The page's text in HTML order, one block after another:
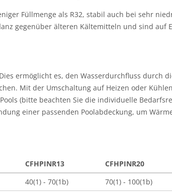
Füllmenge als R32, stabil auch bei sehr
gegenüber älteren Kältemitteln und sind auf
ermöglicht es, den Wasserdurchfluss durch
Mit der Umschaltung auf Heizen oder
(bitte beachten Sie die individuelle
einer passenden Poolabdeckung, um
CFHPINR13 CFHPINR20
40(1) - 70(1b) 70(1) - 100(1b)